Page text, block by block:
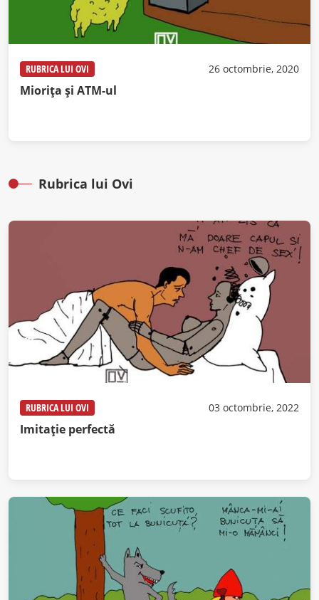
RUBRICA LUI OVI 26 octombrie, 2020
Miorița și ATM-ul
Rubrica lui Ovi
RUBRICA LUI OVI 03 octombrie, 2022
Imitație perfectă